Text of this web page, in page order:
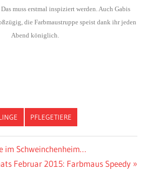
muss erstmal inspiziert werden. Auch Gabis
die Farbmaustruppe speist dank ihr jeden
Abend königlich.
PFLEGETIERE
im Schweinchenheim…
Februar 2015: Farbmaus Speedy